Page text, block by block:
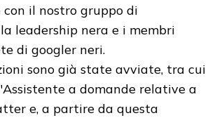
il nostro gruppo di
leadership nera e i membri
di googler neri.
sono già state avviate, tra cui
a domande relative a
e, a partire da questa